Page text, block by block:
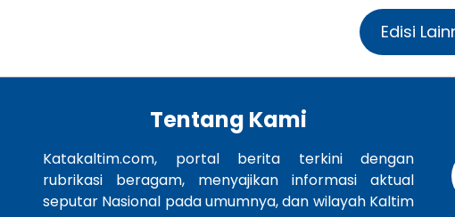
Edisi
Tentang Kami
Katakaltim.com, portal berita terkini dengan
rubrikasi beragam, menyajikan informasi aktual
seputar Nasional pada umumnya, dan wilayah Kaltim